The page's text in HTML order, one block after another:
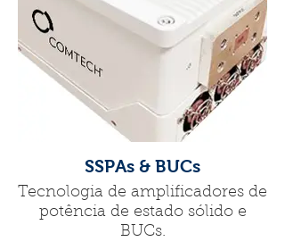
SSPAs & BUCs
Tecnologia de amplificadores de
potência de estado sólido e
BUCs.